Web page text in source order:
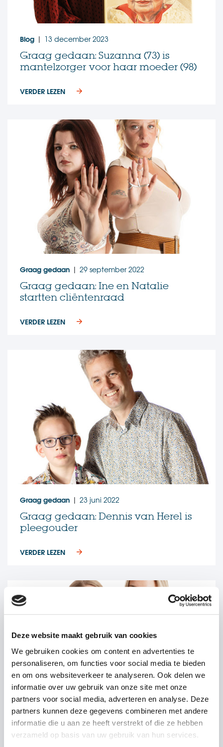
Deze website maakt gebruik van cookies
We gebruiken cookies om content en advertenties te
personaliseren, om functies voor social media te bieden
en om ons websiteverkeer te analyseren. Ook delen we
informatie over uw gebruik van onze site met onze
partners voor social media, adverteren en analyse. Deze
partners kunnen deze gegevens combineren met andere
informatie die u aan ze heeft verstrekt of die ze hebben
verzameld op basis van uw gebruik van hun services.
Blog | 13 december 2023
Graag gedaan: Suzanna (73) is
mantelzorger voor haar moeder (98)
VERDER LEZEN
Graag gedaan | 29 september 2022
Graag gedaan: Ine en Natalie
startten cliëntenraad
VERDER LEZEN
Graag gedaan | 23 juni 2022
Graag gedaan: Dennis van Herel is
pleegouder
VERDER LEZEN
07 april 2022